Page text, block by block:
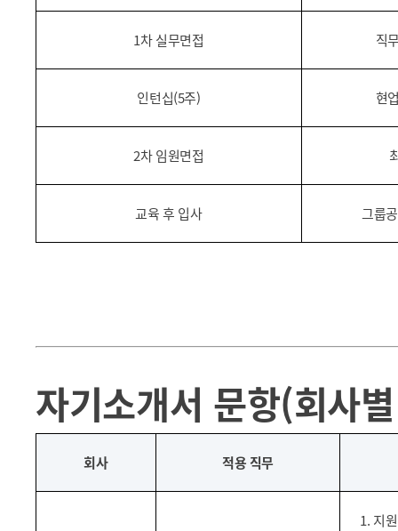
1차 실무면접 직
인턴십(5주) 현
2차 임원면접
교육 후 입사 그룹
자기소개서 문항(회사
회사 적용 직무
1. 지